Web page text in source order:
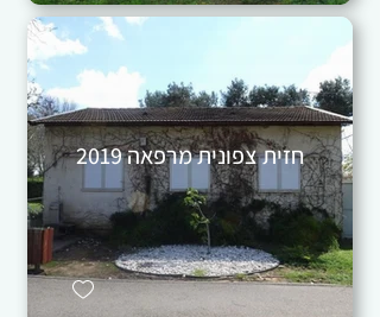
חזית צפונית מרפאה 2019